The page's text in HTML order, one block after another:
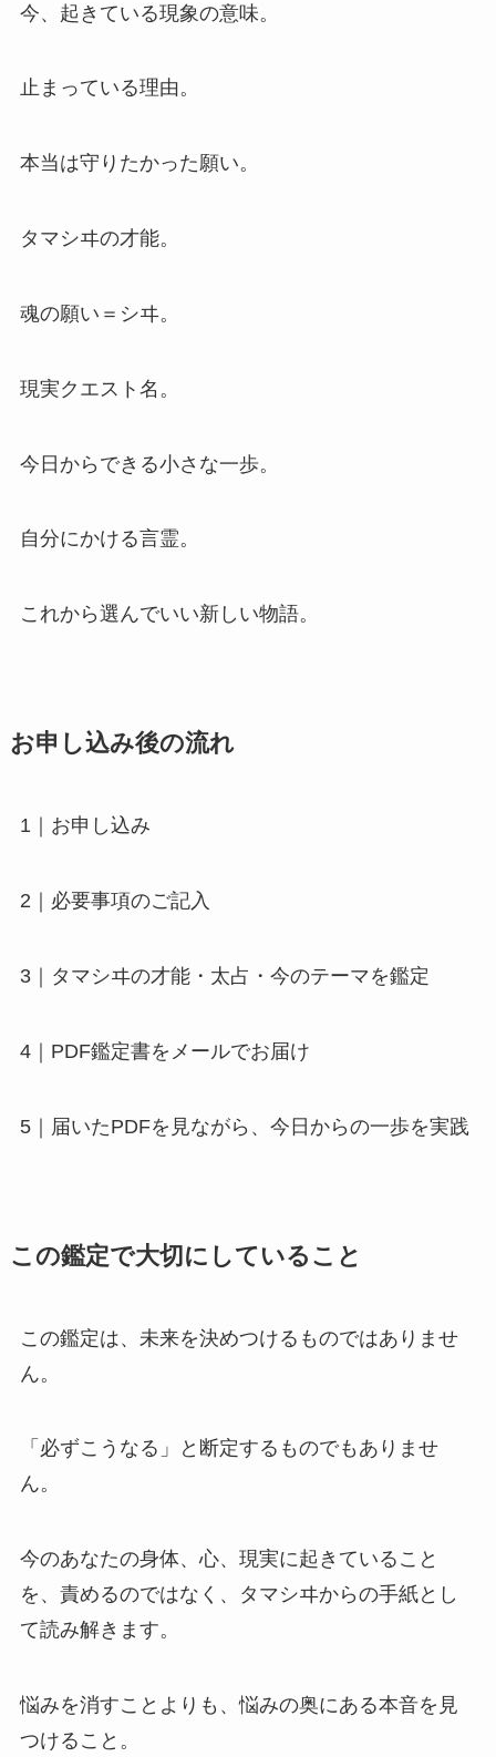
今、起きている現象の意味。
止まっている理由。
本当は守りたかった願い。
タマシヰの才能。
魂の願い＝シヰ。
現実クエスト名。
今日からできる小さな一歩。
自分にかける言霊。
これから選んでいい新しい物語。
お申し込み後の流れ
1｜お申し込み
2｜必要事項のご記入
3｜タマシヰの才能・太占・今のテーマを鑑定
4｜PDF鑑定書をメールでお届け
5｜届いたPDFを見ながら、今日からの一歩を実践
この鑑定で大切にしていること
この鑑定は、未来を決めつけるものではありませ
ん。
「必ずこうなる」と断定するものでもありませ
ん。
今のあなたの身体、心、現実に起きていること
を、責めるのではなく、タマシヰからの手紙とし
て読み解きます。
悩みを消すことよりも、悩みの奥にある本音を見
つけること。